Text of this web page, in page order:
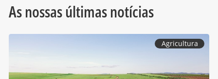
As nossas últimas notícias
Agricultura